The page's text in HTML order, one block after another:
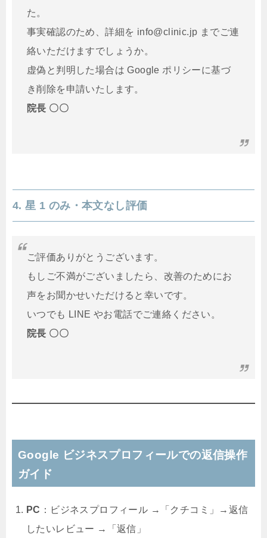
た。
事実確認のため、詳細を info@clinic.jp までご連
絡いただけますでしょうか。
虚偽と判明した場合は Google ポリシーに基づ
き削除を申請いたします。
院長 〇〇
4. 星 1 のみ・本文なし評価
ご評価ありがとうございます。
もしご不満がございましたら、改善のためにお
声をお聞かせいただけると幸いです。
いつでも LINE やお電話でご連絡ください。
院長 〇〇
Google ビジネスプロフィールでの返信操作
ガイド
PC ：ビジネスプロフィール →「クチコミ」→返信
したいレビュー →「返信」